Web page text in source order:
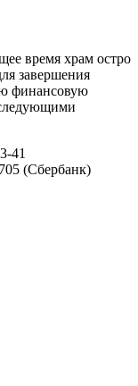
время храм остро
завершения
финансовую
41
(Сбербанк)